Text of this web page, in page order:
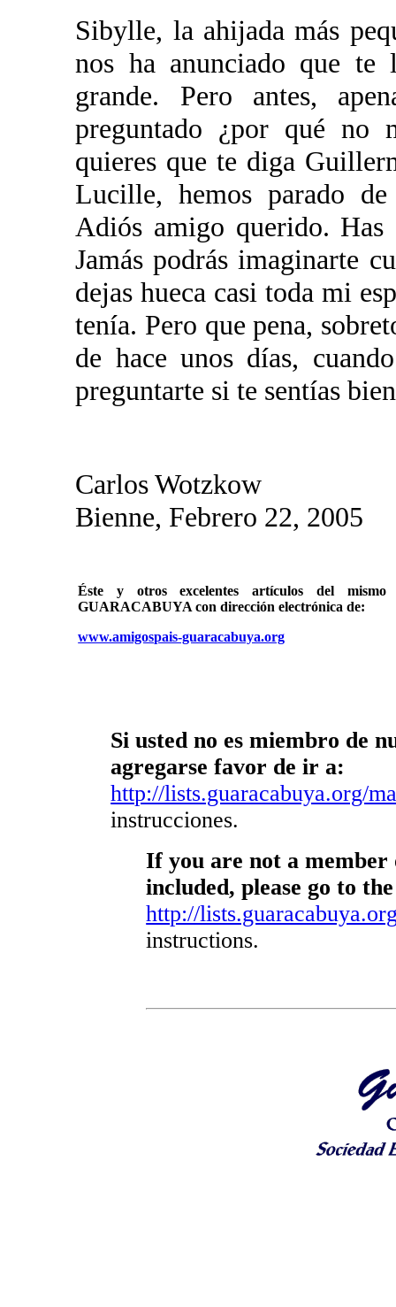
Sibylle, la ahijada más
nos ha anunciado que te
grande. Pero antes,
preguntado ¿por qué
quieres que te diga
Lucille, hemos parado
Adiós amigo querido.
Jamás podrás imaginarte
dejas hueca casi toda mi
tenía. Pero que pena,
de hace unos días,
preguntarte si te sentías
Carlos Wotzkow
Bienne, Febrero 22, 2005
Éste y otros excelentes artículos del
GUARACABUYA con dirección electrónica de:
www.amigospais-guaracabuya.org
Si usted no es miembro de
agregarse favor de ir a:
http://lists.guaracabuya.org/
instrucciones.
If you are not a
included, please go to
http://
instructions.